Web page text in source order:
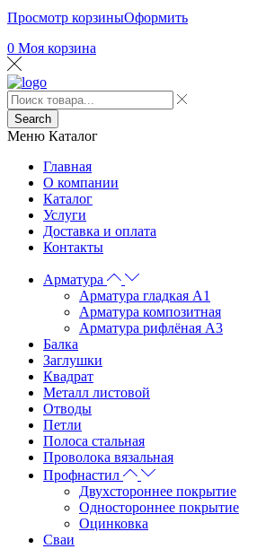
Просмотр корзиныОформить
0 Моя корзина
Search
Меню Каталог
Главная
О компании
Каталог
Услуги
Доставка и оплата
Контакты
Арматура
Арматура гладкая А1
Арматура композитная
Арматура рифлёная А3
Балка
Заглушки
Квадрат
Металл листовой
Отводы
Петли
Полоса стальная
Проволока вязальная
Профнастил
Двухстороннее покрытие
Одностороннее покрытие
Оцинковка
Сваи